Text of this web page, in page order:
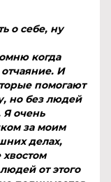
о себе, ну
когда
И
помогают
но без людей
очень
за моим
делах,
от этого